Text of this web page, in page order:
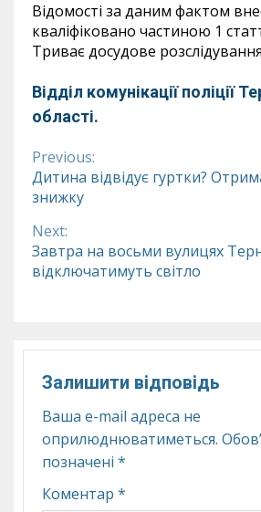
Відомості за даним фактом
кваліфіковано частиною 1
Триває досудове
Відділ комунікації поліції
області.
Continue
Reading
Previous:
Дитина відвідує гуртки?
знижку
Next:
Завтра на восьми вулицях
відключатимуть світло
Залишити відповідь
Ваша e-mail адреса не
оприлюднюватиметься.
позначені *
Коментар *